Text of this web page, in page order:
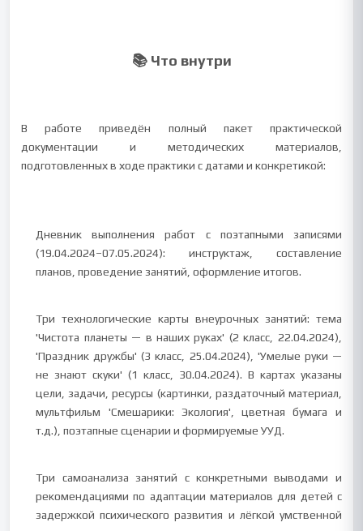
📚 Что внутри
В работе приведён полный пакет практической
документации и методических материалов,
подготовленных в ходе практики с датами и конкретикой:
Дневник выполнения работ с поэтапными записями
(19.04.2024–07.05.2024): инструктаж, составление
планов, проведение занятий, оформление итогов.
Три технологические карты внеурочных занятий: тема
'Чистота планеты — в наших руках' (2 класс, 22.04.2024),
'Праздник дружбы' (3 класс, 25.04.2024), 'Умелые руки —
не знают скуки' (1 класс, 30.04.2024). В картах указаны
цели, задачи, ресурсы (картинки, раздаточный материал,
мультфильм 'Смешарики: Экология', цветная бумага и
т.д.), поэтапные сценарии и формируемые УУД.
Три самоанализа занятий с конкретными выводами и
рекомендациями по адаптации материалов для детей с
задержкой психического развития и лёгкой умственной